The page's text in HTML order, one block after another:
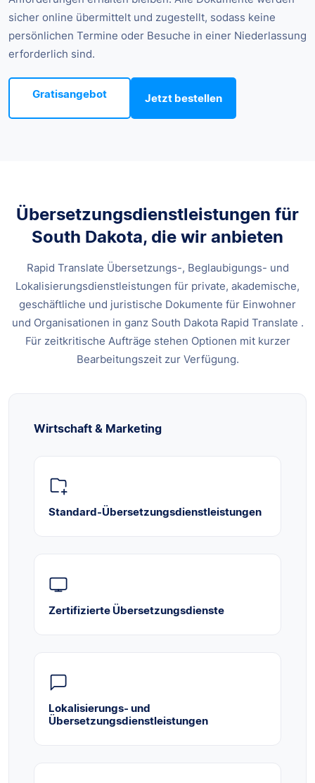
sicher online übermittelt und zugestellt, sodass keine
persönlichen Termine oder Besuche in einer Niederlassung
erforderlich sind.
Gratisangebot Jetzt bestellen
Übersetzungsdienstleistungen für
South Dakota, die wir anbieten
Rapid Translate Übersetzungs-, Beglaubigungs- und
Lokalisierungsdienstleistungen für private, akademische,
geschäftliche und juristische Dokumente für Einwohner
und Organisationen in ganz South Dakota Rapid Translate .
Für zeitkritische Aufträge stehen Optionen mit kurzer
Bearbeitungszeit zur Verfügung.
Wirtschaft & Marketing
Standard-Übersetzungsdienstleistungen
Zertifizierte Übersetzungsdienste
Lokalisierungs- und
Übersetzungsdienstleistungen